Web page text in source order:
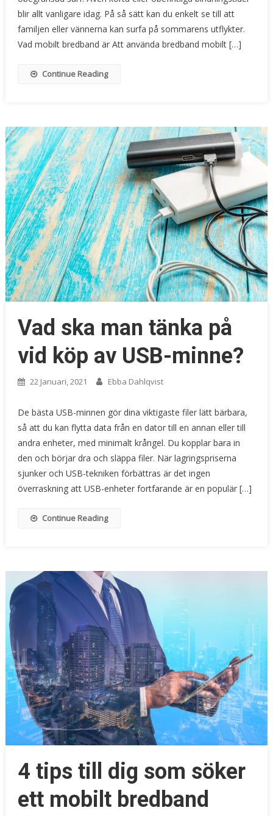
blir allt vanligare idag. På så sätt kan du enkelt se till att
familjen eller vännerna kan surfa på sommarens utflykter.
Vad mobilt bredband är Att använda bredband mobilt […]
Continue Reading
Vad ska man tänka på
vid köp av USB-minne?
22 Januari, 2021 Ebba Dahlqvist
De bästa USB-minnen gör dina viktigaste filer lätt bärbara,
så att du kan flytta data från en dator till en annan eller till
andra enheter, med minimalt krångel. Du kopplar bara in
den och börjar dra och släppa filer. När lagringspriserna
sjunker och USB-tekniken förbättras är det ingen
överraskning att USB-enheter fortfarande är en populär […]
Continue Reading
4 tips till dig som söker
ett mobilt bredband